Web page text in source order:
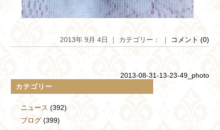
2013年 9月 4日 ｜ カテゴリー： ｜ コメント (0)
2013-08-31-13-23-49_photo
カテゴリー
ニュース (392)
ブログ(399)